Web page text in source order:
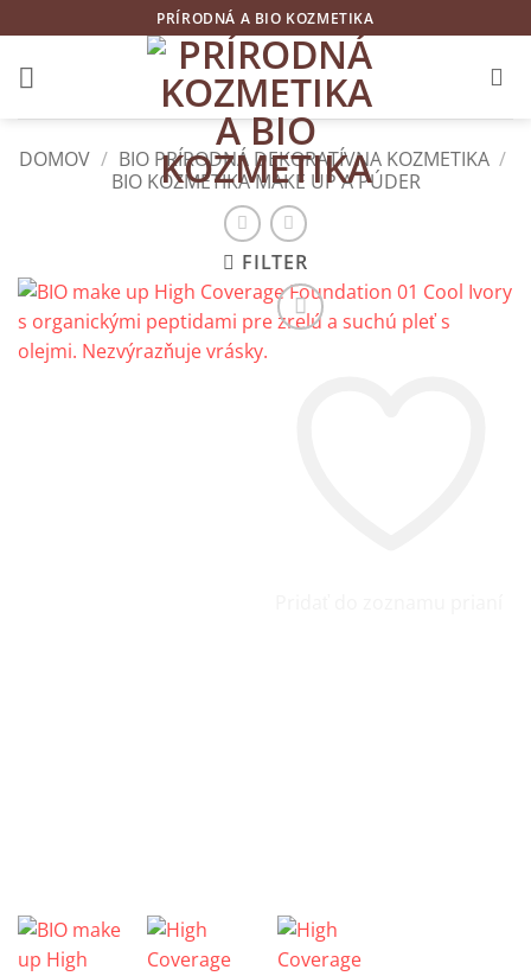
to
content
PRÍRODNÁ A BIO KOZMETIKA
DOMOV / BIO PRÍRODNÁ DEKORATÍVNA KOZMETIKA /
BIO KOZMETIKA MAKE UP A PÚDER
FILTER